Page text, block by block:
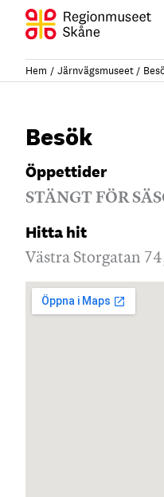
Hoppa
innehåll
Hem Järnvägsmuseet
Besök
Öppettider
STÄNGT FÖR
Hitta hit
Västra Storgatan